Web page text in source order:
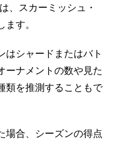
、スカーミッシュ・
す。
はシャードまたはバト
ーナメントの数や見た
類を推測することもで
場合、シーズンの得点